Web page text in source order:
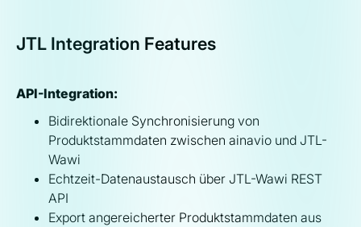
JTL Integration Features
API-Integration:
Bidirektionale Synchronisierung von
Produktstammdaten zwischen ainavio und JTL-
Wawi
Echtzeit-Datenaustausch über JTL-Wawi REST
API
Export angereicherter Produktstammdaten aus